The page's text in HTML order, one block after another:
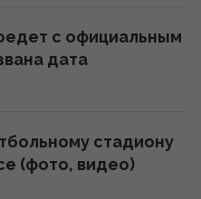
с официальным
дата
стадиону
(фото, видео)